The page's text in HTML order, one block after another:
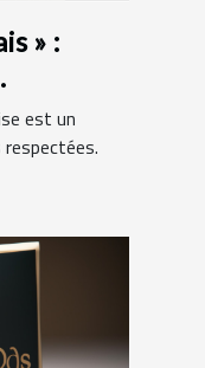
» :
est un
respectées.